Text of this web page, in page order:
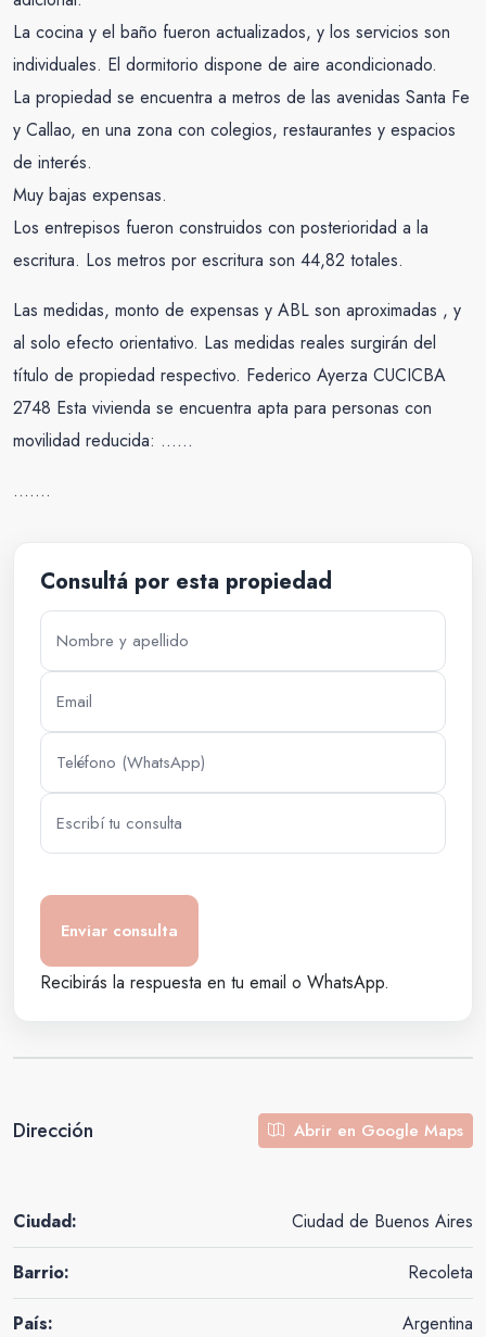
La cocina y el baño fueron actualizados, y los servicios son
individuales. El dormitorio dispone de aire acondicionado.
La propiedad se encuentra a metros de las avenidas Santa Fe
y Callao, en una zona con colegios, restaurantes y espacios
de interés.
Muy bajas expensas.
Los entrepisos fueron construidos con posterioridad a la
escritura. Los metros por escritura son 44,82 totales.
Las medidas, monto de expensas y ABL son aproximadas , y
al solo efecto orientativo. Las medidas reales surgirán del
título de propiedad respectivo. Federico Ayerza CUCICBA
2748 Esta vivienda se encuentra apta para personas con
movilidad reducida: ……
…….
Consultá por esta propiedad
Recibirás la respuesta en tu email o WhatsApp.
Dirección Abrir en Google Maps
Ciudad: Ciudad de Buenos Aires
Barrio: Recoleta
País: Argentina